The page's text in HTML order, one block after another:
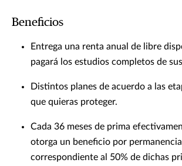
Beneficios
Entrega una renta anual de libre
pagará los estudios completos de
Distintos planes de acuerdo a las
que quieras proteger.
Cada 36 meses de prima
otorga un beneficio por
correspondiente al 50% de dichas